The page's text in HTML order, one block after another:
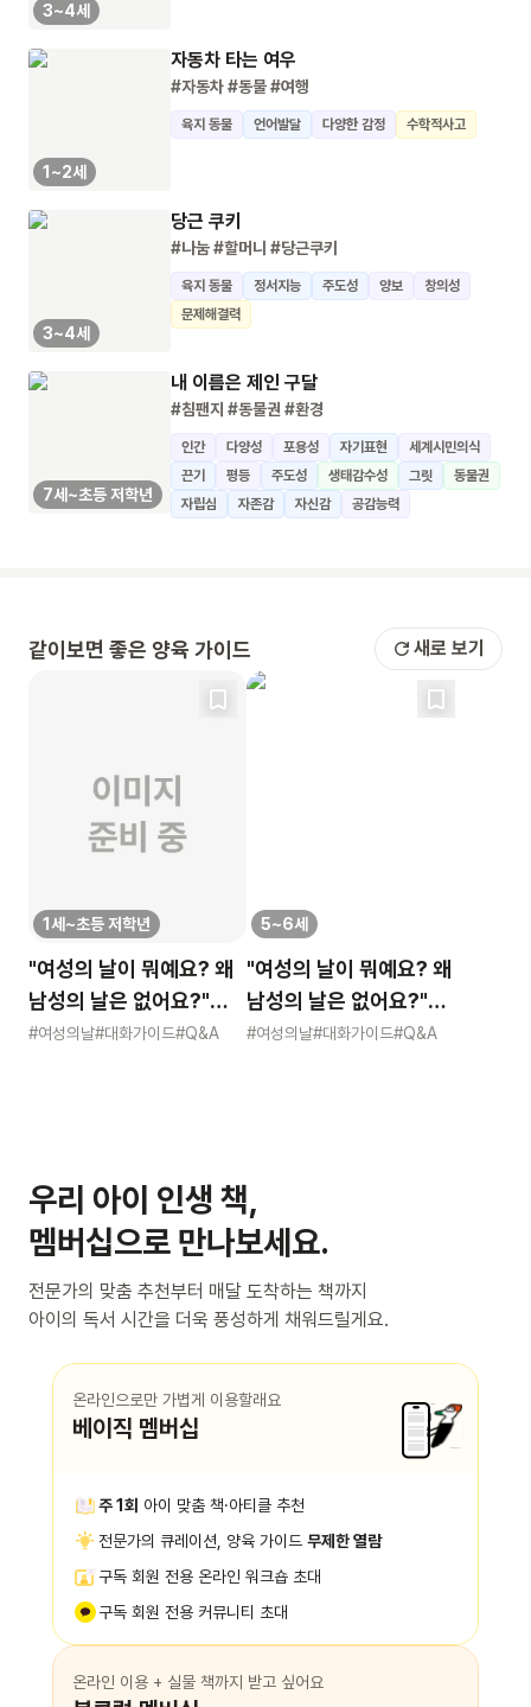
3~4세
1~2세
자동차 타는 여우
#자동차#동물#여행
육지 동물 언어발달 다양한 감정 수학적사고
3~4세
당근 쿠키
#나눔#할머니 #당근쿠키
육지 동물 정서지능 주도성 양보
창의성
문제해결력
7세~초등 저학년
내 이름은 제인 구달
#침팬지 #동물권 #환경
인간 다양성 포용성 자기표현
세계시민의식
끈기
평등 주도성 생태감수성 그릿
동물권
자립심
자존감 자신감 공감능력
같이보면 좋은 양육 가이드 새로 보기
1세~초등 저학년
"여성의 날이 뭐예요? 왜
남성의 날은 없어요?"
묻는 어린이에게 이렇게
#여성의날#대화가이드#Q&A
5~6세
"여성의 날이 뭐예요? 왜
남성의 날은 없어요?"
묻는 어린이에게 이렇게
#여성의날#대화가이드#Q&A
우리 아이 인생 책,
멤버십으로 만나보세요.
전문가의 맞춤 추천부터 매달 도착하는 책까지
아이의 독서 시간을 더욱 풍성하게 채워드릴게요.
온라인으로만 가볍게 이용할래요
베이직 멤버십
주 1회 아이 맞춤 책·아티클 추천
전문가의 큐레이션, 양육 가이드 무제한 열람
구독 회원 전용 온라인 워크숍 초대
구독 회원 전용 커뮤니티 초대
온라인 이용 + 실물 책까지 받고 싶어요